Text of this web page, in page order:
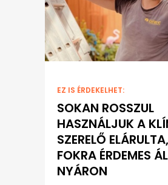
EZ IS ÉRDEKELHET:
SOKAN ROSSZUL
HASZNÁLJUK A
SZERELŐ
FOKRA ÉRDEMES
NYÁRON